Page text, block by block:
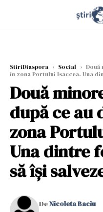
StiriDiaspora › Social › Două
în zona Portului Isaccea. Una
Două
după ce au
zona
Una dintre
să își
DeNicoleta Baciu